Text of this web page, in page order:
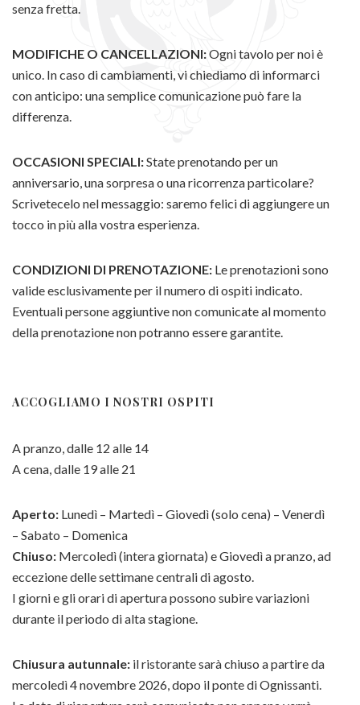
senza fretta.
MODIFICHE O CANCELLAZIONI:Ogni tavolo per noi è
unico. In caso di cambiamenti, vi chiediamo di informarci
con anticipo: una semplice comunicazione può fare la
differenza.
OCCASIONI SPECIALI:State prenotando per un
anniversario, una sorpresa o una ricorrenza particolare?
Scrivetecelo nel messaggio: saremo felici di aggiungere un
tocco in più alla vostra esperienza.
CONDIZIONI DI PRENOTAZIONE: Le prenotazioni sono
valide esclusivamente per il numero di ospiti indicato.
Eventuali persone aggiuntive non comunicate al momento
della prenotazione non potranno essere garantite.
ACCOGLIAMO I NOSTRI OSPITI
A pranzo, dalle 12 alle 14
A cena, dalle 19 alle 21
Aperto: Lunedì – Martedì – Giovedì (solo cena) – Venerdì
– Sabato – Domenica
Chiuso: Mercoledì (intera giornata) e Giovedì a pranzo, ad
eccezione delle settimane centrali di agosto.
I giorni e gli orari di apertura possono subire variazioni
durante il periodo di alta stagione.
Chiusura autunnale: il ristorante sarà chiuso a partire da
mercoledì 4 novembre 2026, dopo il ponte di Ognissanti.